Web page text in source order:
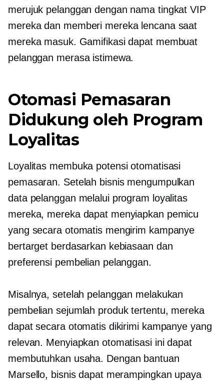
merujuk pelanggan dengan nama tingkat VIP
mereka dan memberi mereka lencana saat
mereka masuk. Gamifikasi dapat membuat
pelanggan merasa istimewa.
Otomasi Pemasaran
Didukung oleh Program
Loyalitas
Loyalitas membuka potensi otomatisasi
pemasaran. Setelah bisnis mengumpulkan
data pelanggan melalui program loyalitas
mereka, mereka dapat menyiapkan pemicu
yang secara otomatis mengirim kampanye
bertarget berdasarkan kebiasaan dan
preferensi pembelian pelanggan.
Misalnya, setelah pelanggan melakukan
pembelian sejumlah produk tertentu, mereka
dapat secara otomatis dikirimi kampanye yang
relevan. Menyiapkan otomatisasi ini dapat
membutuhkan usaha. Dengan bantuan
Marsello, bisnis dapat merampingkan upaya